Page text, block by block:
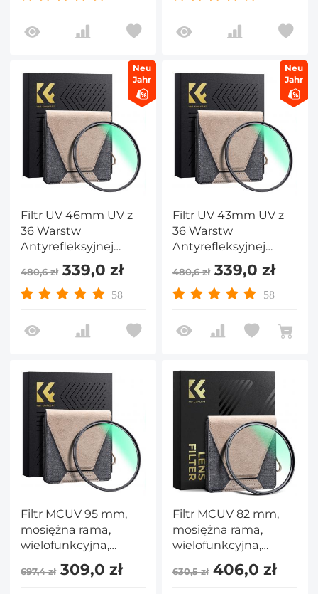
Mosiężna Ramka
Seria Nano X PRO
Mosiężna Ramka
Seria Nano X PRO
Neu
Jahr
Filtr UV 46mm UV z
36 Warstw
Antyrefleksyjnej
Zielonej Folii,
Wodoodporny i
Odporny na
Mosiężna Ramka
Seria Nano X PRO
480,6 zł339,0 zł
58
Neu
Jahr
Filtr UV 43mm UV z
36 Warstw
Antyrefleksyjnej
Zielonej Folii,
Wodoodporny i
Odporny na
Mosiężna Ramka
Seria Nano X PRO
480,6 zł339,0 zł
58
Filtr MCUV 95 mm,
mosiężna rama,
wielofunkcyjna,
ultracienka mosiężna
rama HD, 36-
697,4 zł309,0 zł
Filtr MCUV 82 mm,
mosiężna rama,
wielofunkcyjna,
ultracienka mosiężna
rama HD, 36-
630,5 zł406,0 zł